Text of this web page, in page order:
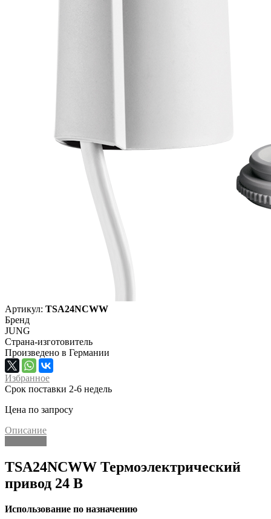
Артикул: TSA24NCWW
Бренд
JUNG
Страна-изготовитель
Произведено в Германии
Избранное
Срок поставки 2-6 недель
Цена по запросу
Описание
TSA24NCWW Термоэлектрический
привод 24 В
Использование по назначению